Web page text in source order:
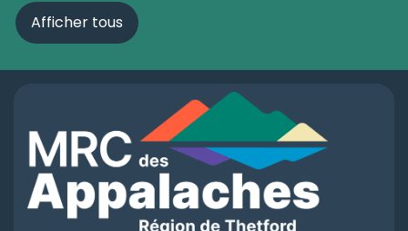
Afficher tous